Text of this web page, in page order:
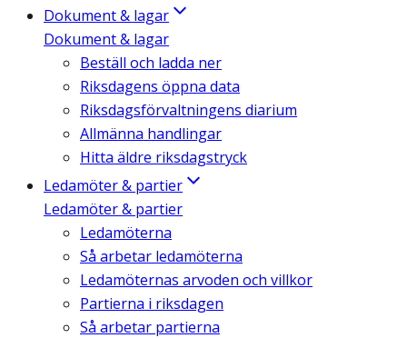
Dokument & lagar
Dokument & lagar
Beställ och ladda ner
Riksdagens öppna data
Riksdagsförvaltningens diarium
Allmänna handlingar
Hitta äldre riksdagstryck
Ledamöter & partier
Ledamöter & partier
Ledamöterna
Så arbetar ledamöterna
Ledamöternas arvoden och villkor
Partierna i riksdagen
Så arbetar partierna